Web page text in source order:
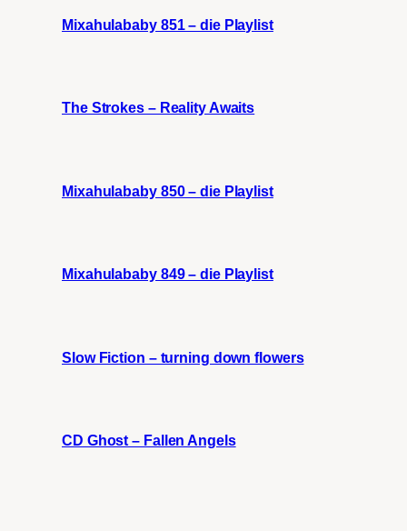
Mixahulababy 851 – die Playlist
The Strokes – Reality Awaits
Mixahulababy 850 – die Playlist
Mixahulababy 849 – die Playlist
Slow Fiction – turning down flowers
CD Ghost – Fallen Angels